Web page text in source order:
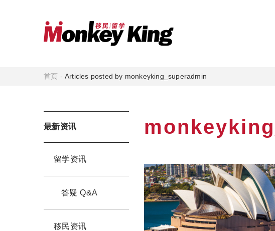
首页 -Articles posted by monkeyking_superadmin
最新资讯
留学资讯
答疑 Q&A
移民资讯